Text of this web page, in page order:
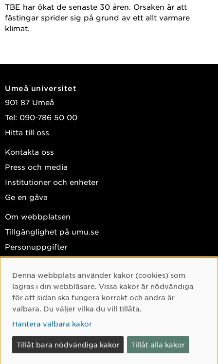
TBE har ökat de senaste 30 åren. Orsaken är att
fästingar sprider sig på grund av ett allt varmare
klimat.
Umeå universitet
901 87 Umeå
Tel: 090-786 50 00
Hitta till oss
Kontakta oss
Press och media
Institutioner och enheter
Ge en gåva
Om webbplatsen
Tillgänglighet på umu.se
Personuppgifter
Facebook
Instagram
TikTok
Youtube
LinkedIn
Cookie-samtycke
Denna webbplats använder kakor (cookies) som
lagras i din webbläsare. Vissa kakor är nödvändiga
för att sidan ska fungera korrekt och andra är
valbara. Du väljer vilka du vill tillåta.
Hantera valbara kakor
Tillåt bara nödvändiga kakor Tillåt alla kakor